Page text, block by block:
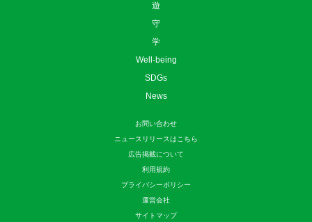
遊
守
学
Well-being
SDGs
News
お問い合わせ
ニュースリリースはこちら
広告掲載について
利用規約
プライバシーポリシー
運営会社
サイトマップ